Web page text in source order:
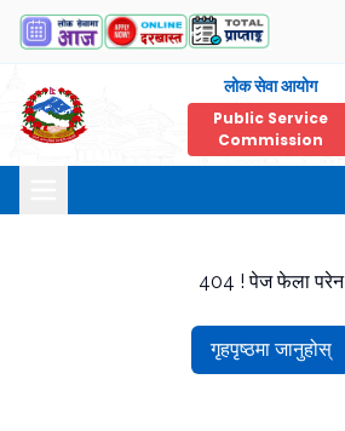
लोक सेवा आयोग
Public Service
Commission
404 ! पेज फेला परेन
गृहपृष्ठमा जानुहोस्